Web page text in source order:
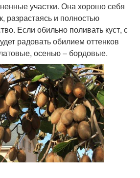
участки. Она хорошо себя
разрастаясь и полностью
Если обильно поливать куст, с
радовать обилием оттенков
осенью – бордовые.